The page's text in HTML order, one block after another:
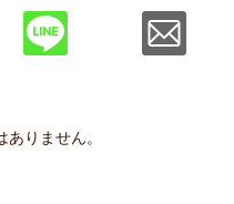
りません。